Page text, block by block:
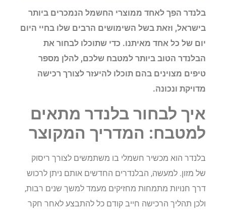
בלנדר הפך לאחד ממוצרי החשמל הנמכרים ביותר
בישראל, וזאת בשל השימושים הרבים שלו בחיי היום
יום של כל אחד מאיתנו. כדי שתוכלו לבחור את
הבלנדר הטוב ביותר למטבח שלכם, להלן מספר
טיפים מצוינים בהם תוכלו להיעזר לצורך רכישה
מדויקת ונכונה.
איך לבחור בלנדר מתאים
למטבח: המדריך המקוצר
בלנדר הוא מכשיר חשמלי בו משתמשים לצורך ריסוק
של מזון. למעשה, הבלנדרים החדשים אותם ניתן לרכוש
דרך חנויות מתמחות מחזיקים מעמד למשך שנים רבות,
ולכן תהליך הרכישה חייב קודם כל להתבצע לאחר חקר